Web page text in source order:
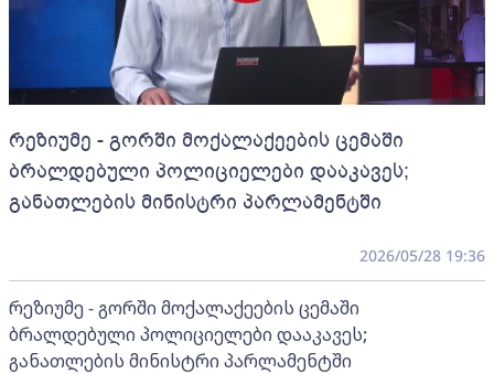
რეზიუმე - გორში მოქალაქეების ცემაში
ბრალდებული პოლიციელები დააკავეს;
განათლების მინისტრი პარლამენტში
2026/05/28 19:36
რეზიუმე - გორში მოქალაქეების ცემაში
ბრალდებული პოლიციელები დააკავეს;
განათლების მინისტრი პარლამენტში